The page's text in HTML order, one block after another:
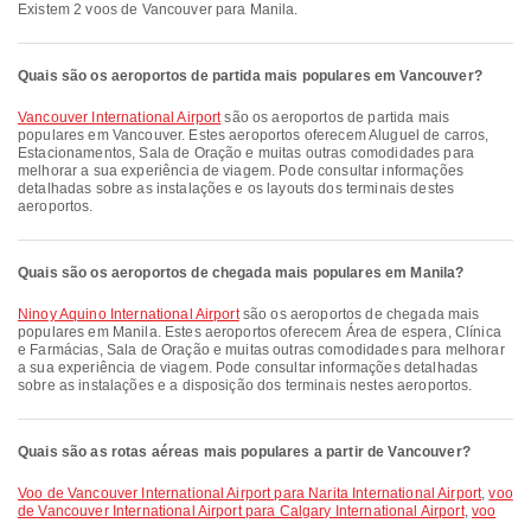
Existem 2 voos de Vancouver para Manila.
Quais são os aeroportos de partida mais populares em Vancouver?
Vancouver International Airportsão os aeroportos de partida mais
populares em Vancouver. Estes aeroportos oferecem Aluguel de carros,
Estacionamentos, Sala de Oração e muitas outras comodidades para
melhorar a sua experiência de viagem. Pode consultar informações
detalhadas sobre as instalações e os layouts dos terminais destes
aeroportos.
Quais são os aeroportos de chegada mais populares em Manila?
Ninoy Aquino International Airportsão os aeroportos de chegada mais
populares em Manila. Estes aeroportos oferecem Área de espera, Clínica
e Farmácias, Sala de Oração e muitas outras comodidades para melhorar
a sua experiência de viagem. Pode consultar informações detalhadas
sobre as instalações e a disposição dos terminais nestes aeroportos.
Quais são as rotas aéreas mais populares a partir de Vancouver?
voo de Vancouver International Airport para Narita International Airport,voo
de Vancouver International Airport para Calgary International Airport, voo